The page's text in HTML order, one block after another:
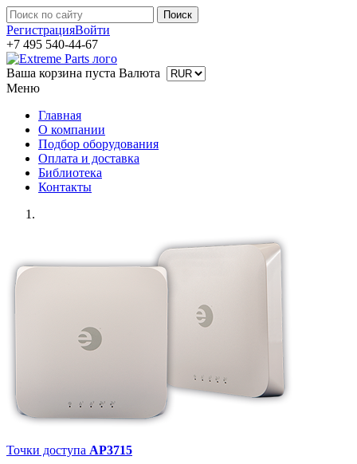
РегистрацияВойти
+7 495 540-44-67
Ваша корзина пуста Валюта
Меню
Главная
О компании
Подбор оборудования
Оплата и доставка
Библиотека
Контакты
Точки доступа AP3715